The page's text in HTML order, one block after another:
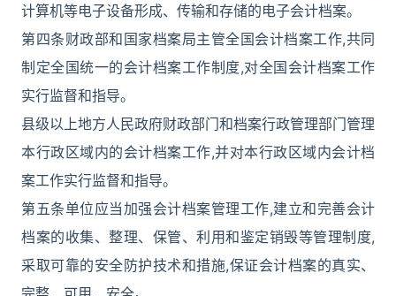
计算机等电子设备形成、传输和存储的电子会计档案。
第四条财政部和国家档案局主管全国会计档案工作,共同
制定全国统一的会计档案工作制度,对全国会计档案工作
实行监督和指导。
县级以上地方人民政府财政部门和档案行政管理部门管理
本行政区域内的会计档案工作,并对本行政区域内会计档
案工作实行监督和指导。
第五条单位应当加强会计档案管理工作,建立和完善会计
档案的收集、整理、保管、利用和鉴定销毁等管理制度,
采取可靠的安全防护技术和措施,保证会计档案的真实、